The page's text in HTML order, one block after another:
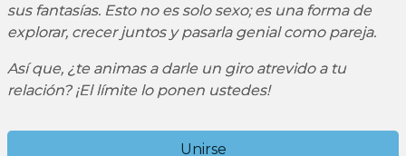
sus fantasías. Esto no es solo sexo; es una forma de
explorar, crecer juntos y pasarla genial como pareja.
Así que, ¿te animas a darle un giro atrevido a tu
relación? ¡El límite lo ponen ustedes!
Unirse